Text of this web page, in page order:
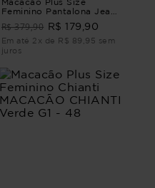
Feminino Pantalona Jeans
Euphoria MACACÃO
PANTALONA JEANS
EUPHORIA G3 - 52
R$ 379,90 R$ 179,90
Em até 2x de R$ 89,95 sem
juros